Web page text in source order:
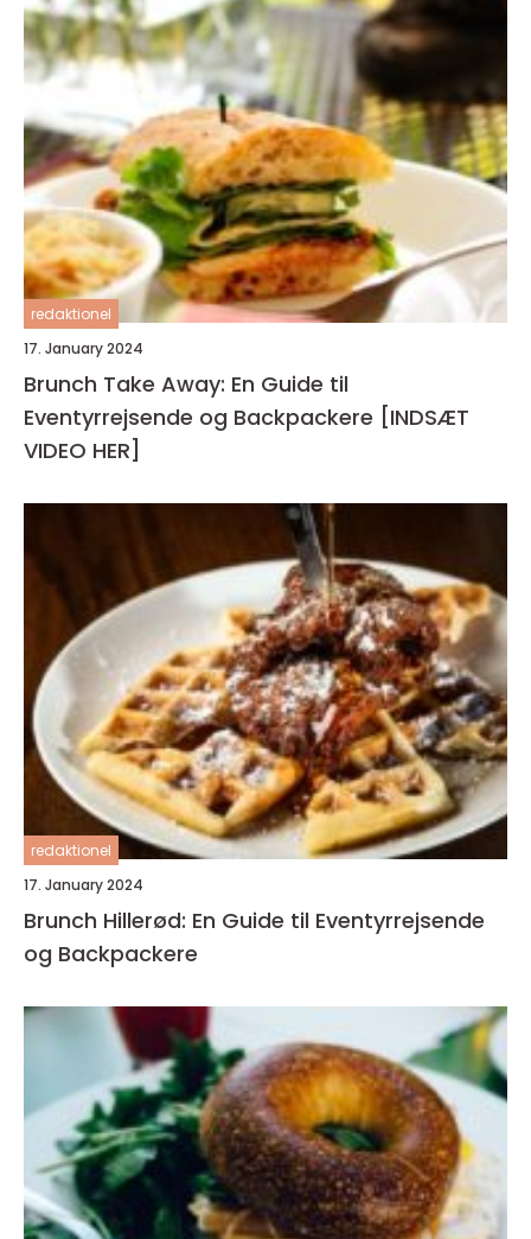
redaktionel
17. January 2024
Brunch Take Away: En Guide til
Eventyrrejsende og Backpackere [INDSÆT
VIDEO HER]
redaktionel
17. January 2024
Brunch Hillerød: En Guide til Eventyrrejsende
og Backpackere